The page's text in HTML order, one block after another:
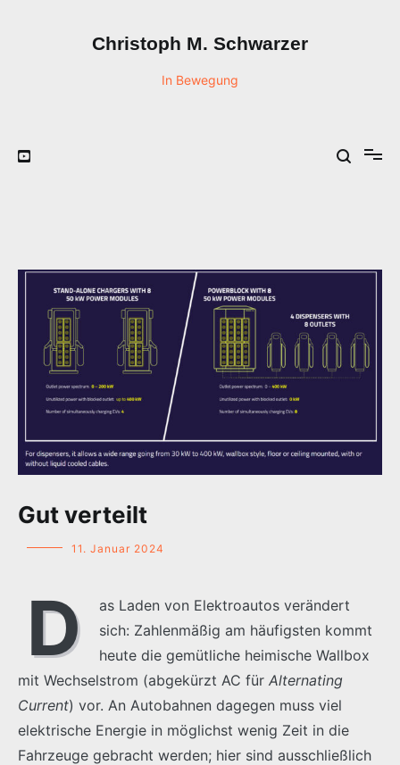
Christoph M. Schwarzer
In Bewegung
Gut verteilt
11. Januar 2024
D
as Laden von Elektroautos verändert
sich: Zahlenmäßig am häufigsten kommt
heute die gemütliche heimische Wallbox
mit Wechselstrom (abgekürzt AC für Alternating
Current) vor. An Autobahnen dagegen muss viel
elektrische Energie in möglichst wenig Zeit in die
Fahrzeuge gebracht werden; hier sind ausschließlich